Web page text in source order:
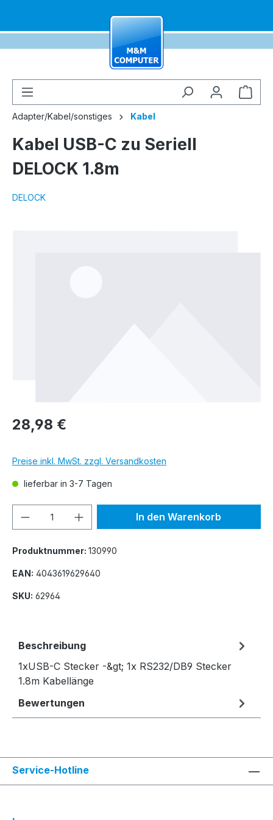
Adapter/Kabel/sonstiges Kabel
Kabel USB-C zu Seriell
DELOCK 1.8m
DELOCK
28,98 €
Preise inkl. MwSt. zzgl. Versandkosten
lieferbar in 3-7 Tagen
Produkt Anzahl: Gib denIn den Warenkorb
Produktnummer: 130990
EAN: 4043619629640
SKU: 62964
Beschreibung
1xUSB-C Stecker -&gt; 1x RS232/DB9 Stecker
1.8m Kabellänge
Bewertungen
Service-Hotline